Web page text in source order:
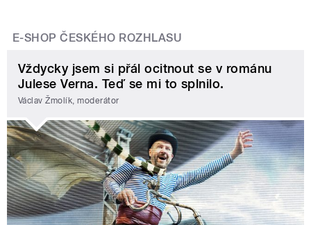
E-SHOP ČESKÉHO ROZHLASU
Vždycky jsem si přál ocitnout se v románu
Julese Verna. Teď se mi to splnilo.
Václav Žmolík, moderátor